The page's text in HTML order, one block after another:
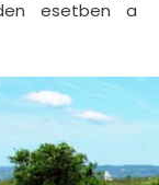
esetben a